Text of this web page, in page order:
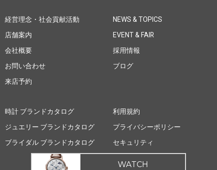
経営理念・社会貢献活動
店舗案内
会社概要
お問い合わせ
来店予約
NEWS & TOPICS
EVENT & FAIR
採用情報
ブログ
時計 ブランドカタログ
ジュエリー ブランドカタログ
ブライダル ブランドカタログ
利用規約
プライバシーポリシー
セキュリティ
WATCH